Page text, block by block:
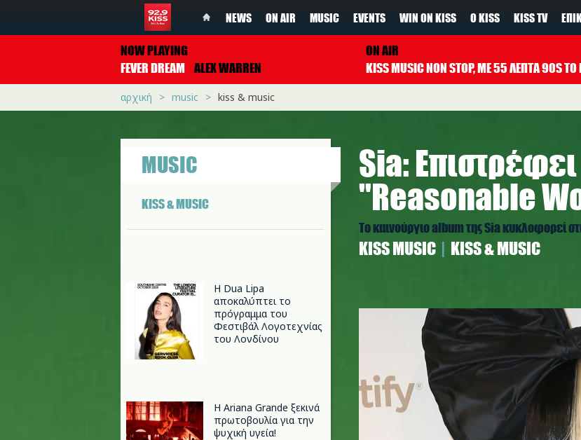
NEWS ON AIR MUSIC EVENTS WIN ON KISS Ο KISS KISS TV
NOW PLAYING
FEVER DREAM ALEX WARREN
ON AIR
αρχική music kiss & music
MUSIC
KISS & MUSIC
Η Dua Lipa
αποκαλύπτει το
πρόγραμμα του
Φεστιβάλ Λογοτεχνίας
του Λονδίνου
Η Ariana Grande ξεκινά
πρωτοβουλία για την
ψυχική υγεία!
Sia:
"Reasonable
Το καινούργιο album της Sia κυκλοφορεί
ΚISS MUSIC KISS & MUSIC
s.jpg